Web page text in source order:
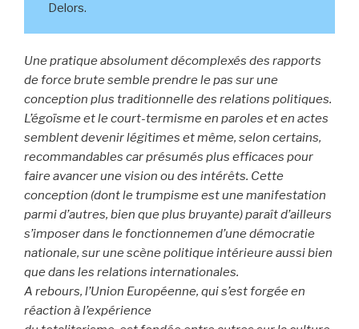
Delors.
Une pratique absolument décomplexés des rapports
de force brute semble prendre le pas sur une
conception plus traditionnelle des relations politiques.
L’égoïsme et le court-termisme en paroles et en actes
semblent devenir légitimes et même, selon certains,
recommandables car présumés plus efficaces pour
faire avancer une vision ou des intérêts. Cette
conception (dont le trumpisme est une manifestation
parmi d’autres, bien que plus bruyante) paraît d’ailleurs
s’imposer dans le fonctionnemen d’une démocratie
nationale, sur une scène politique intérieure aussi bien
que dans les relations internationales.
A rebours, l’Union Européenne, qui s’est forgée en
réaction à l’expérience